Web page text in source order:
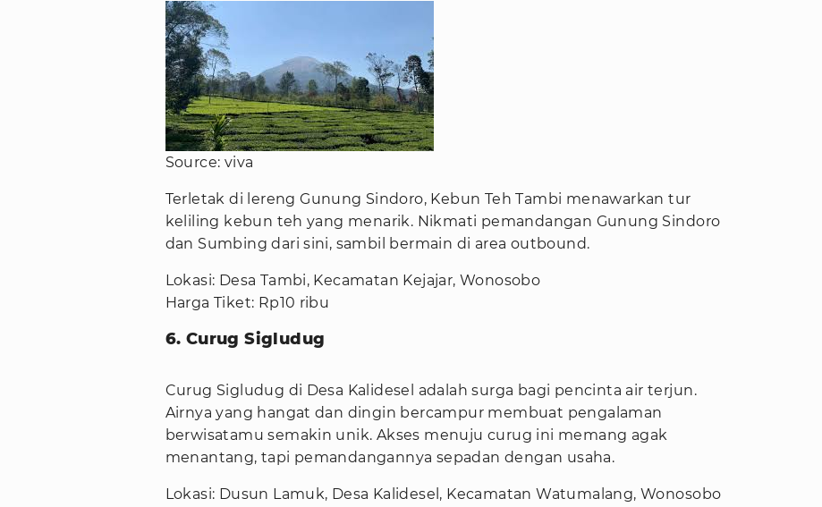
Source: viva
Terletak di lereng Gunung Sindoro, Kebun Teh Tambi menawarkan tur
keliling kebun teh yang menarik. Nikmati pemandangan Gunung Sindoro
dan Sumbing dari sini, sambil bermain di area outbound.
Lokasi: Desa Tambi, Kecamatan Kejajar, Wonosobo
Harga Tiket: Rp10 ribu
6. Curug Sigludug
Curug Sigludug di Desa Kalidesel adalah surga bagi pencinta air terjun.
Airnya yang hangat dan dingin bercampur membuat pengalaman
berwisatamu semakin unik. Akses menuju curug ini memang agak
menantang, tapi pemandangannya sepadan dengan usaha.
Lokasi: Dusun Lamuk, Desa Kalidesel, Kecamatan Watumalang, Wonosobo